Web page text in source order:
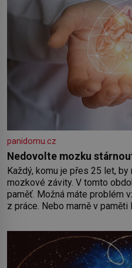
panidomu.cz
Nedovolte mozku
Každý, komu je přes 25 let,
mozkové závity. V tomto
paměť. Možná máte problém
z práce. Nebo marně v
paměť rozhodla stávkovat.